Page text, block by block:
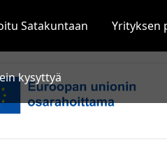
Satakuntaan Yrityksen
kysyttyä